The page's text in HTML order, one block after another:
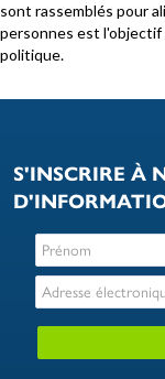
sont rassemblés pour
personnes est
politique.
S'INSCRIRE À